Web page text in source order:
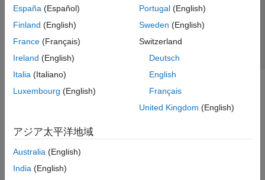
WLAN Toolbox
España (Español)
Finland (English)
France (Français)
Ireland (English)
Italia (Italiano)
Luxembourg (English)
Portugal(English)
Sweden (English)
Switzerland
Deutsch
English
Français
United Kingdom (English)
アジア太平洋地域
Australia (English)
India (English)